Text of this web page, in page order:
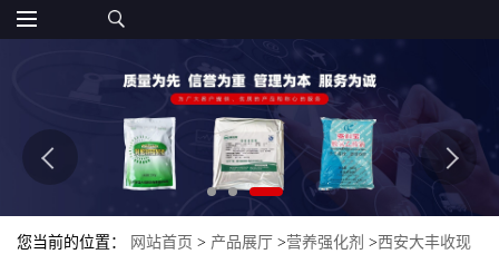
您当前的位置： 网站首页 > 产品展厅 >营养强化剂 >西安大丰收现